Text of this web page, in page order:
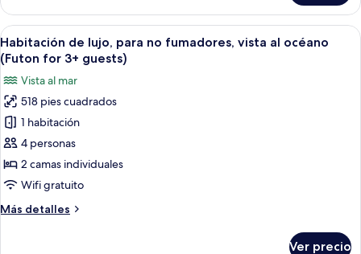
océano
superior,
para
no
fumadores,
vista
al
océano
Abrir
todas
las
fotos
de
Habitación
de
lujo,
para
fumadores,
Habitación de hotel con dos camas,
14
Habitación de lujo, para no fumadores, vista al océano
(Futon for 3+ guests)
Vista al mar
518 pies cuadrados
1 habitación
4 personas
2 camas individuales
Wifi gratuito
Más detalles
Más
Ver precio